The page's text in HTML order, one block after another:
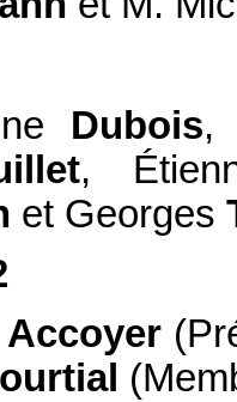
Dubois,
,
et Georges
Accoyer